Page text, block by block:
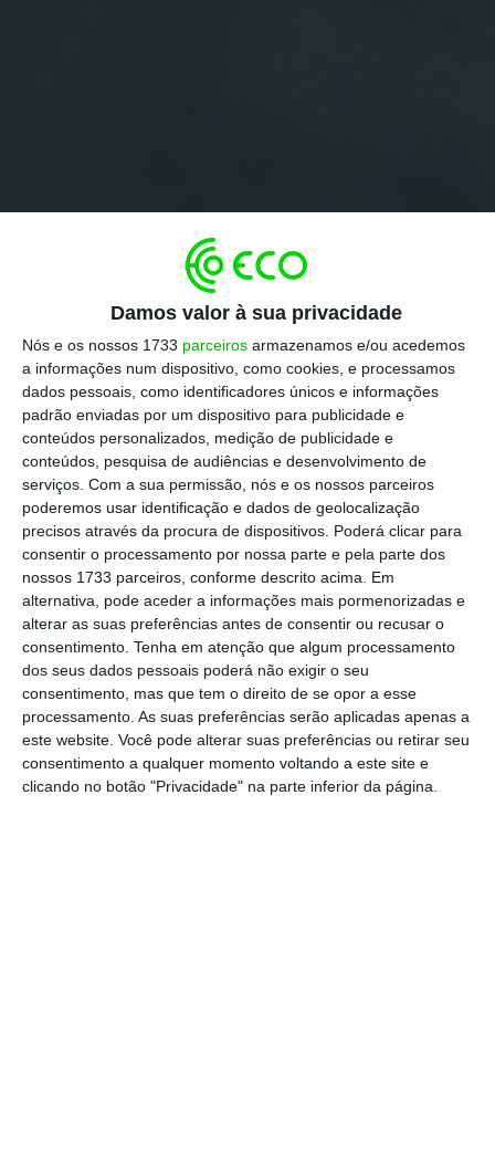
Damos valor à sua privacidade
Nós e os nossos 1733 parceiros armazenamos e/ou acedemos
a informações num dispositivo, como cookies, e processamos
dados pessoais, como identificadores únicos e informações
padrão enviadas por um dispositivo para publicidade e
conteúdos personalizados, medição de publicidade e
conteúdos, pesquisa de audiências e desenvolvimento de
serviços. Com a sua permissão, nós e os nossos parceiros
poderemos usar identificação e dados de geolocalização
precisos através da procura de dispositivos. Poderá clicar para
consentir o processamento por nossa parte e pela parte dos
nossos 1733 parceiros, conforme descrito acima. Em
alternativa, pode aceder a informações mais pormenorizadas e
alterar as suas preferências antes de consentir ou recusar o
consentimento. Tenha em atenção que algum processamento
dos seus dados pessoais poderá não exigir o seu
consentimento, mas que tem o direito de se opor a esse
processamento. As suas preferências serão aplicadas apenas a
este website. Você pode alterar suas preferências ou retirar seu
consentimento a qualquer momento voltando a este site e
clicando no botão "Privacidade" na parte inferior da página.